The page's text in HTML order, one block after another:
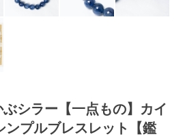
シラー【一点もの】カイ
ンプルブレスレット【鑑